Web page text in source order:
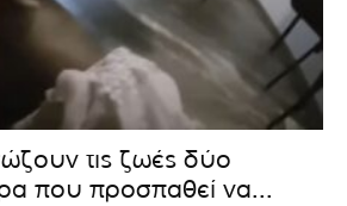
τις ζωές δύο
που προσπαθεί να...